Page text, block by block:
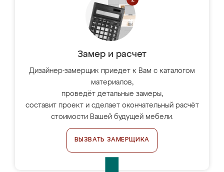
Замер и расчет
Дизайнер-замерщик приедет к Вам с каталогом
материалов,
проведёт детальные замеры,
составит проект и сделает окончательный расчёт
стоимости Вашей будущей мебели.
ВЫЗВАТЬ ЗАМЕРЩИКА